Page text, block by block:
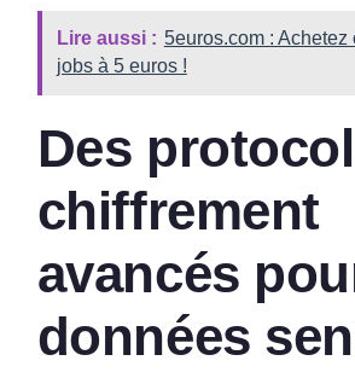
Lire aussi : 5euros.com : Achetez
jobs à 5 euros !
Des
chiffrement
avancés
données